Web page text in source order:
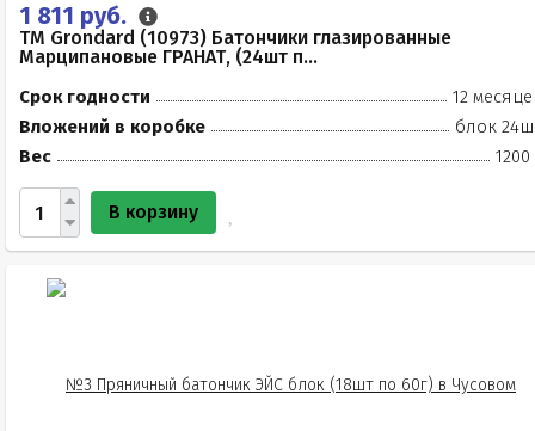
1 811 руб.
TM Grondard (10973) Батончики глазированные
Марципановые ГРАНАТ, (24шт п...
Срок годности
12
Вложений в коробке
блок
Вес
1200
В корзину